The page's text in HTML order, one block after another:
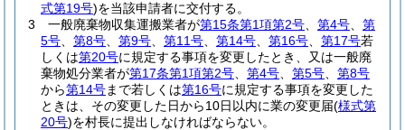
式第19号)を当該申請者に交付する。
3
一般廃棄物収集運搬業者が第15条第1項第2号 第4号
第
5号
第8号 第9号 第11号 第14号 第16号 第17号若
しくは第20号に規定する事項を変更したとき、又は一般廃
棄物処分業者が第17条第1項第2号 第4号 第5号
第8号
から第14号まで若しくは第16号に規定する事項を変更した
ときは、その変更した日から10日以内に業の変更届(様式第
20号)を村長に提出しなければならない。